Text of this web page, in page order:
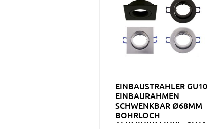
EINBAUSTRAHLER GU10
EINBAURAHMEN
SCHWENKBAR Ø68MM
BOHRLOCH
ALUMINIUM INKL. GU10